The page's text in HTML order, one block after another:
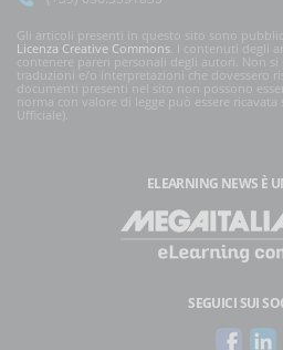
Gli articoli presenti in questo sito sono
Licenza Creative Commons. I contenuti degli
contenere pareri personali degli autori. Non
traduzioni e/o interpretazioni che dovessero
documenti presenti nel sito non possono
norma con valore di legge può essere
Ufficiale).
ELEARNING NEWS È
SEGUICI SUI